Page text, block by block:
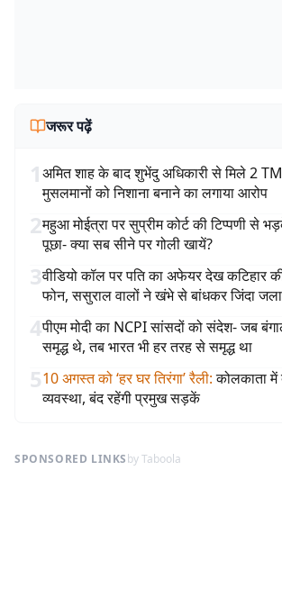
जरूर पढ़ें
1अमित शाह के बाद शुभेंदु अधिकारी से मिले 2
मुसलमानों को निशाना बनाने का लगाया आरोप
2महुआ मोईत्रा पर सुप्रीम कोर्ट की टिप्पणी से
पूछा- क्या सब सीने पर गोली खायें?
3वीडियो कॉल पर पति का अफेयर देख कटिहार
फोन, ससुराल वालों ने खंभे से बांधकर जिंदा
4पीएम मोदी का NCPI सांसदों को संदेश- जब
समृद्ध थे, तब भारत भी हर तरह से समृद्ध था
510 अगस्त को ‘हर घर तिरंगा’ रैली: कोलकाता
व्यवस्था, बंद रहेंगी प्रमुख सड़कें
SPONSORED LINKSby Taboola